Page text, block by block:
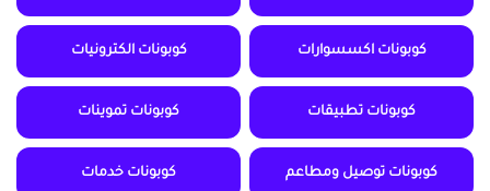
كوبونات اكسسوارات كوبونات الكترونيات
كوبونات تطبيقات كوبونات تموينات
كوبونات توصيل ومطاعم كوبونات خدمات